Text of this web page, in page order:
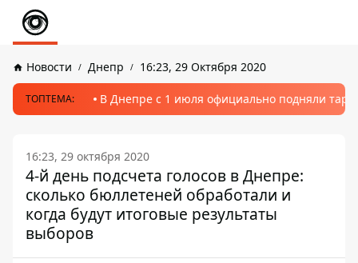
Новости Днепр 16:23, 29 Октября 2020
ТОПТЕМА: В Днепре с 1 июля официально подняли
16:23, 29 октября 2020
4-й день подсчета голосов в Днепре:
сколько бюллетеней обработали и
когда будут итоговые результаты
выборов